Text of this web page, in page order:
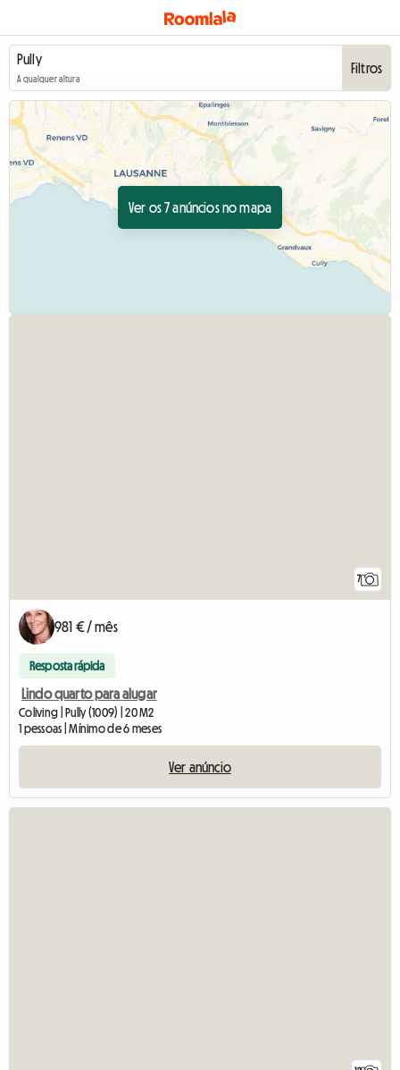
A qualquer altura
Filtros
Ver os 7 anúncios no mapa
7
981 € / mês
Resposta rápida
Lindo quarto para alugar
Coliving | Pully (1009) | 20 M2
1 pessoas | Mínimo de 6 meses
Ver anúncio